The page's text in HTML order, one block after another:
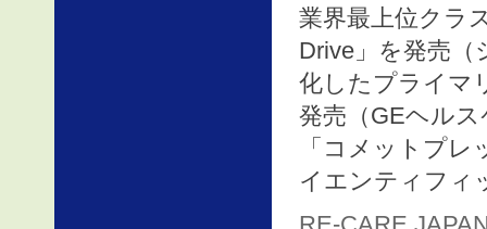
業界最上位クラ
Drive」を発売
化したプライマ
発売（GEヘル
「コメットプ
イエンティフィ